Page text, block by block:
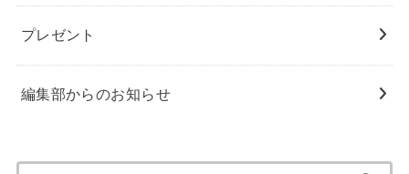
プレゼント
編集部からのお知らせ